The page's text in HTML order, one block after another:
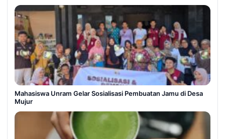
Mahasiswa Unram Gelar Sosialisasi Pembuatan Jamu di Desa
Mujur